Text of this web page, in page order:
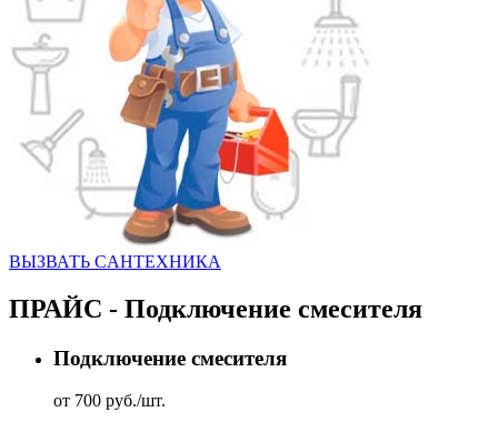
ВЫЗВАТЬ CАНТЕХНИКА
ПРАЙС - Подключение смесителя
Подключение смесителя
от 700 руб./шт.